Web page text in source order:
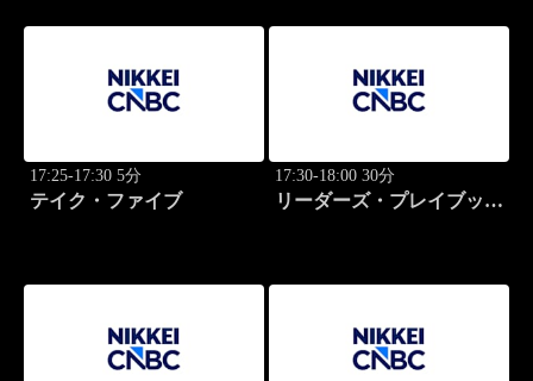
17:25-17:30 5分
テイク・ファイブ
17:30-18:00 30分
リーダーズ・プレイブック